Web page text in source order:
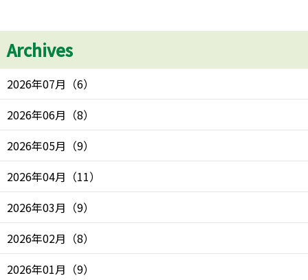
Archives
2026年07月 （6）
2026年06月 （8）
2026年05月 （9）
2026年04月 （11）
2026年03月 （9）
2026年02月 （8）
2026年01月 （9）